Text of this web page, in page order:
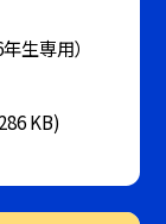
生専用）
KB)